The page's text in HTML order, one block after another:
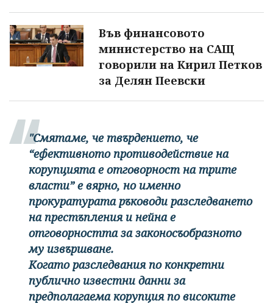
Във финансовото
министерство на САЩ
говорили на Кирил Петков
за Делян Пеевски
"Смятаме, че твърдението, че
“ефективното противодействие на
корупцията е отговорност на трите
власти” е вярно, но именно
прокуратурата ръководи разследването
на престъпления и нейна е
отговорността за законосъобразното
му извършване.
Когато разследвания по конкретни
публично известни данни за
предполагаема корупция по високите